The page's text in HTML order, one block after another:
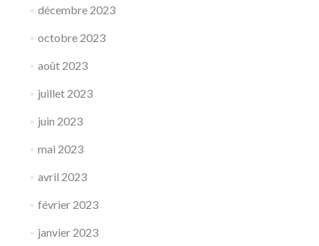
décembre 2023
octobre 2023
août 2023
juillet 2023
juin 2023
mai 2023
avril 2023
février 2023
janvier 2023